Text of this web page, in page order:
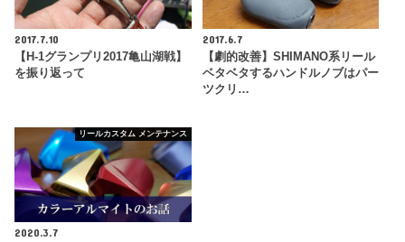
2017.7.10
【H-1グランプリ2017亀山湖戦】
を振り返って
2017.6.7
【劇的改善】SHIMANO系リール
ベタベタするハンドルノブはパー
ツクリ…
リールカスタム メンテナンス
2020.3.7